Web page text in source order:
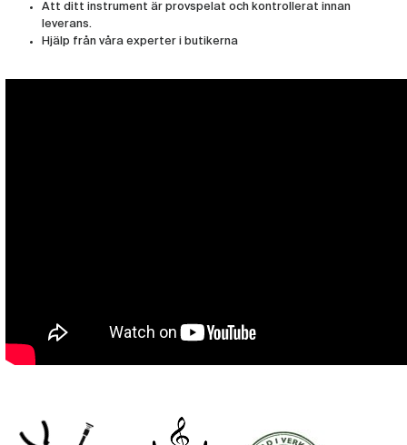
Att ditt instrument är provspelat och kontrollerat innan
leverans.
Hjälp från våra experter i butikerna